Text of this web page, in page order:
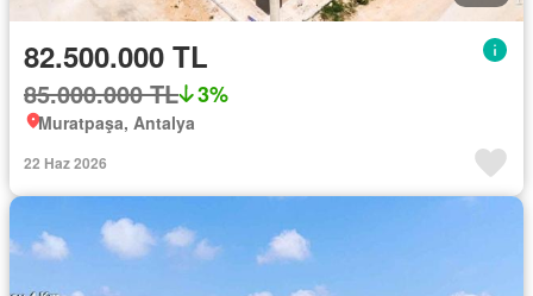
82.500.000 TL
85.000.000 TL 3%
Muratpaşa, Antalya
22 Haz 2026